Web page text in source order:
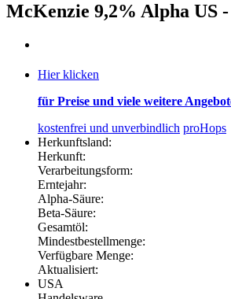
McKenzie 9,2% Alpha US
Hier klicken
für Preise und viele weitere
kostenfrei und unverbindlich proHops
Herkunftsland:
Herkunft:
Verarbeitungsform:
Erntejahr:
Alpha-Säure:
Beta-Säure:
Gesamtöl:
Mindestbestellmenge:
Verfügbare Menge:
Aktualisiert:
USA